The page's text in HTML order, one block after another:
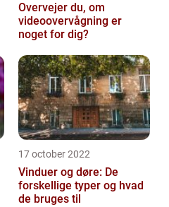
Overvejer du, om
videoovervågning er
noget for dig?
17 october 2022
Vinduer og døre: De
forskellige typer og hvad
de bruges til